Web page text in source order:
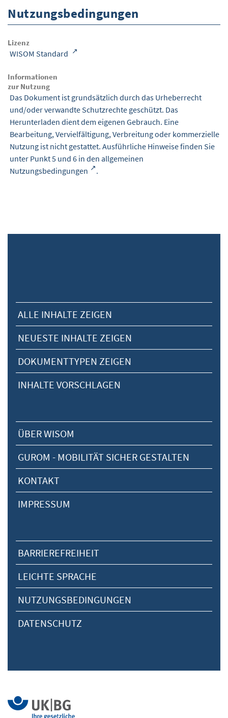
Nutzungsbedingungen
Lizenz
WISOM Standard
Informationen
zur Nutzung
Das Dokument ist grundsätzlich durch das Urheberrecht
und/oder verwandte Schutzrechte geschützt. Das
Herunterladen dient dem eigenen Gebrauch. Eine
Bearbeitung, Vervielfältigung, Verbreitung oder kommerzielle
Nutzung ist nicht gestattet. Ausführliche Hinweise finden Sie
unter Punkt 5 und 6 in den allgemeinen
Nutzungsbedingungen
.
ALLE INHALTE ZEIGEN
NEUESTE INHALTE ZEIGEN
DOKUMENTTYPEN ZEIGEN
INHALTE VORSCHLAGEN
ÜBER WISOM
GUROM - MOBILITÄT SICHER GESTALTEN
KONTAKT
IMPRESSUM
BARRIEREFREIHEIT
LEICHTE SPRACHE
NUTZUNGSBEDINGUNGEN
DATENSCHUTZ